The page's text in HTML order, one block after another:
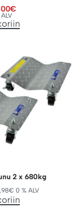
€
2 x 680kg
€ 0 % ALV